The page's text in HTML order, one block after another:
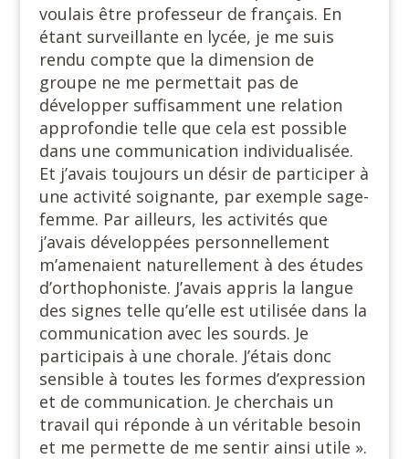
voulais être professeur de français. En
étant surveillante en lycée, je me suis
rendu compte que la dimension de
groupe ne me permettait pas de
développer suffisamment une relation
approfondie telle que cela est possible
dans une communication individualisée.
Et j’avais toujours un désir de participer à
une activité soignante, par exemple sage-
femme. Par ailleurs, les activités que
j’avais développées personnellement
m’amenaient naturellement à des études
d’orthophoniste. J’avais appris la langue
des signes telle qu’elle est utilisée dans la
communication avec les sourds. Je
participais à une chorale. J’étais donc
sensible à toutes les formes d’expression
et de communication. Je cherchais un
travail qui réponde à un véritable besoin
et me permette de me sentir ainsi utile ».